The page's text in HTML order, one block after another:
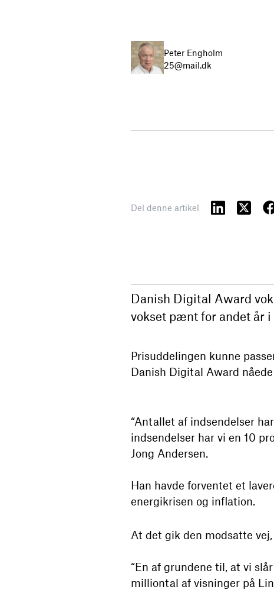
Peter Engholm
25@mail.dk
Del denne artikel
Danish Digital Award
vokset pænt for andet år
Prisuddelingen kunne
Danish Digital Award
“Antallet af indsendelser
indsendelser har vi en 10
Jong Andersen.
Han havde forventet et
energikrisen og inflation.
At det gik den modsatte
“En af grundene til, at vi
milliontal af visninger på